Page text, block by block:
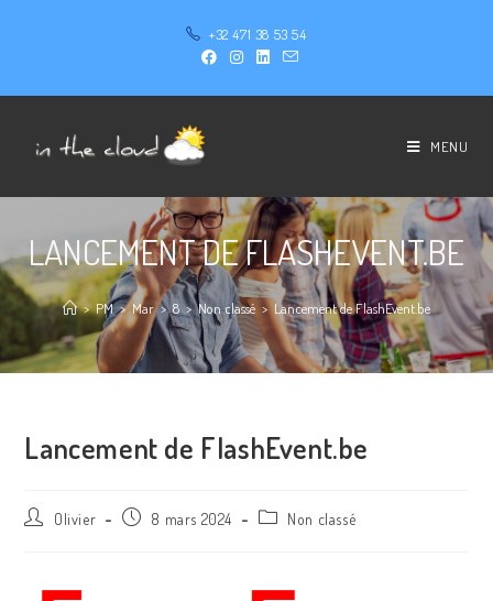
+32 471 38 53 54
MENU
LANCEMENT DE FLASHEVENT.BE
> PM > Mar > 8 > Non classé > Lancement de FlashEvent.be
Lancement de FlashEvent.be
Olivier 8 mars 2024 Non classé